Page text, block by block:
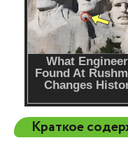
Краткое